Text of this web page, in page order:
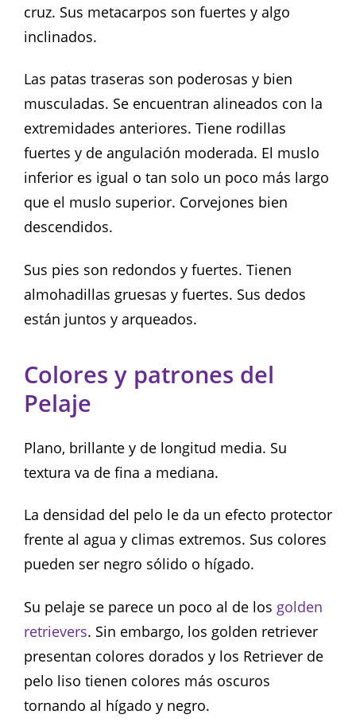
cruz. Sus metacarpos son fuertes y algo
inclinados.
Las patas traseras son poderosas y bien
musculadas. Se encuentran alineados con la
extremidades anteriores. Tiene rodillas
fuertes y de angulación moderada. El muslo
inferior es igual o tan solo un poco más largo
que el muslo superior. Corvejones bien
descendidos.
Sus pies son redondos y fuertes. Tienen
almohadillas gruesas y fuertes. Sus dedos
están juntos y arqueados.
Colores y patrones del
Pelaje
Plano, brillante y de longitud media. Su
textura va de fina a mediana.
La densidad del pelo le da un efecto protector
frente al agua y climas extremos. Sus colores
pueden ser negro sólido o hígado.
Su pelaje se parece un poco al de los golden
retrievers. Sin embargo, los golden retriever
presentan colores dorados y los Retriever de
pelo liso tienen colores más oscuros
tornando al hígado y negro.